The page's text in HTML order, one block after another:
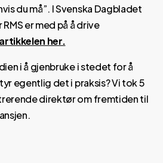
du må”. I Svenska Dagbladet
er med på å drive
her.
i å gjenbruke i stedet for å
egentlig det i praksis? Vi tok 5
direktør om fremtiden til